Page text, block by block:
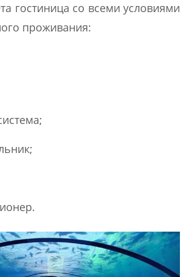
гостиница со всеми условиями
проживания: